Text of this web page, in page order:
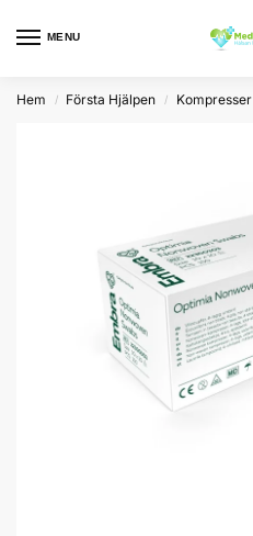
MENU
Hem / Första Hjälpen / Kompresser